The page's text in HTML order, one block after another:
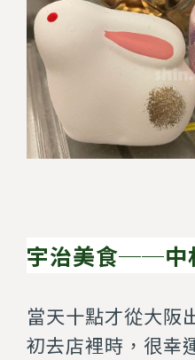
宇治美食──中
當天十點才從大阪
初去店裡時，很幸